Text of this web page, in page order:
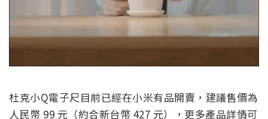
杜克小Q電子尺目前已經在小米有品開賣，建議售價為
人民幣 99 元（約合新台幣 427 元），更多產品詳情可